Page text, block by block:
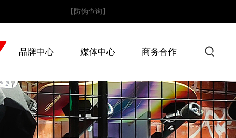
！ 【防伪查询】
品牌中心 媒体中心 商务合作